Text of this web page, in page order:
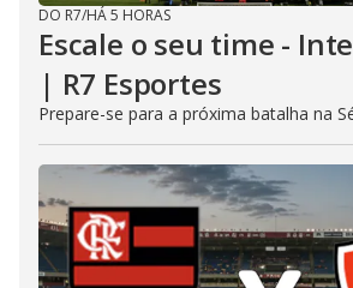
DO R7/HÁ 5 HORAS
Escale o seu time -
| R7 Esportes
Prepare-se para a próxima batalha na